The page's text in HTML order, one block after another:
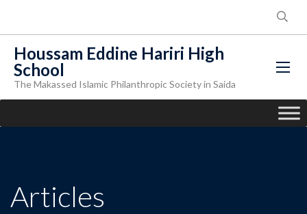
Houssam Eddine Hariri High
School
The Makassed Islamic Philanthropic Society in Saida
Articles